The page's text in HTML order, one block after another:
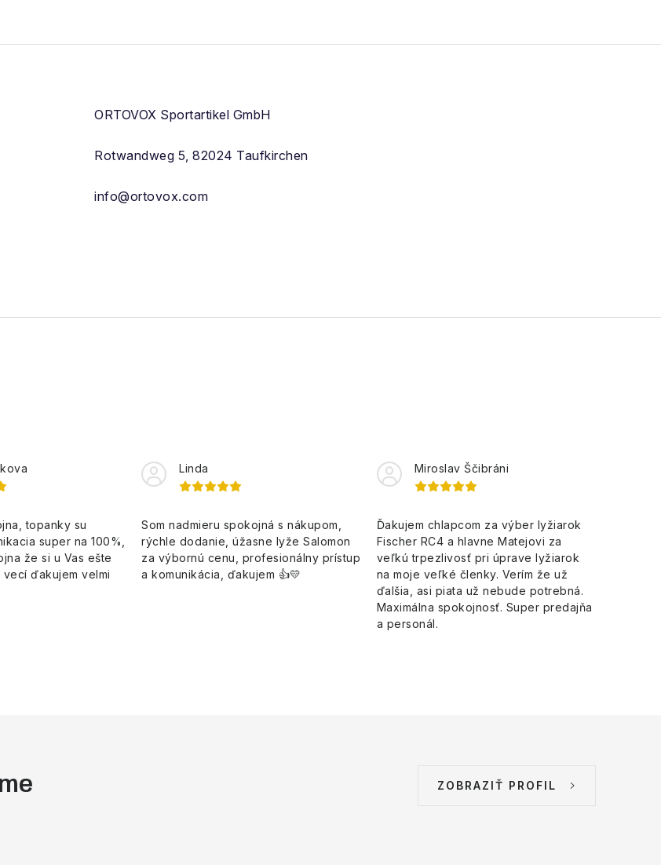
ORTOVOX Sportartikel GmbH
Rotwandweg 5, 82024 Taufkirchen
info@ortovox.com
topanky su
super na 100%,
že si u Vas ešte
ďakujem velmi
Linda
Som nadmieru spokojná s nákupom,
rýchle dodanie, úžasne lyže Salomon
za výbornú cenu, profesionálny prístup
a komunikácia, ďakujem 👍💛
Miroslav Ščibráni
Ďakujem chlapcom za výber lyžiarok
Fischer RC4 a hlavne Matejovi za
veľkú trpezlivosť pri úprave lyžiarok
na moje veľké členky. Verím že už
ďalšia, asi piata už nebude potrebná.
Maximálna spokojnosť. Super predajňa
a personál.
ZOBRAZIŤ PROFIL